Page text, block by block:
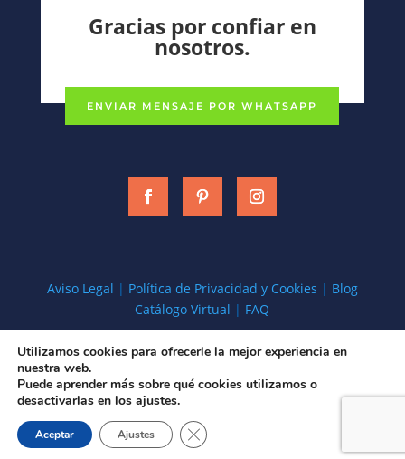
Gracias por confiar en
nosotros.
ENVIAR MENSAJE POR WHATSAPP
Aviso Legal | Política de Privacidad y Cookies | Blog
Catálogo Virtual | FAQ
Todos los derechos © 2026 | Baños Cien
Hospedado y Diseñado por
SolucionesK
Utilizamos cookies para ofrecerle la mejor experiencia en
nuestra web.
Puede aprender más sobre qué cookies utilizamos o
desactivarlas en los ajustes.
Aceptar Ajustes Cerrar el banner de cookies RGPD